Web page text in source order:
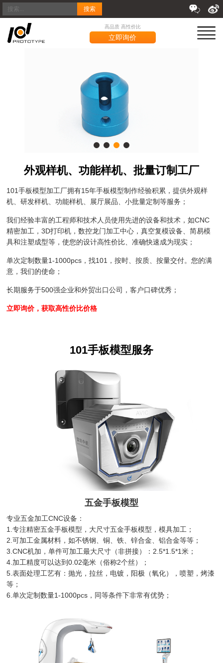
搜索
高品质 高性价比
立即询价
外观样机、功能样机、批量订制工厂
101手板模型加工厂拥有15年手板模型制作经验积累，提供外观样
机、研发样机、功能样机、展厅展品、小批量定制等服务；
我们经验丰富的工程师和技术人员使用先进的设备和技术，如CNC
精密加工，3D打印机，数控龙门加工中心，真空复模设备、简易模
具和注塑成型等，使您的设计高性价比、准确快速成为现实；
单次定制数量1-1000pcs，找101，按时、按质、按量交付。您的满
意，我们的使命；
长期服务于500强企业和外贸出口公司，客户口碑优秀；
立即询价，获取高性价比价格
101手板模型服务
五金手板模型
专业五金加工CNC设备：
1.专注精密五金手板模型，大尺寸五金手板模型，模具加工；
2.可加工金属材料，如不锈钢、铜、铁、锌合金、铝合金等等；
3.CNC机加，单件可加工最大尺寸（非拼接）：2.5*1.5*1米；
4.加工精度可以达到0.02毫米（俗称2个丝）；
5.表面处理工艺有：抛光，拉丝，电镀，阳极（氧化），喷塑，烤漆
等；
6.单次定制数量1-1000pcs，同等条件下非常有优势；